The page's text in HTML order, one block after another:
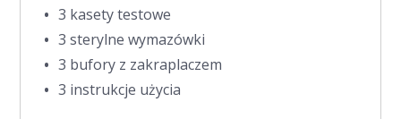
3 kasety testowe
3 sterylne wymazówki
3 bufory z zakraplaczem
3 instrukcje użycia